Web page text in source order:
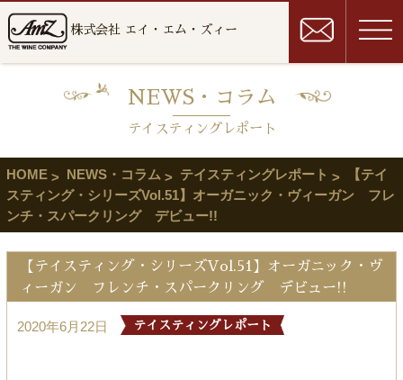
株式会社 エイ・エム・ズィー
NEWS・コラム
テイスティングレポート
HOME NEWS・コラム テイスティングレポート
【テイ
スティング・シリーズVol.51】オーガニック・ヴィーガン フレ
ンチ・スパークリング デビュー!!
【テイスティング・シリーズVol.51】オーガニック・ヴ
ィーガン フレンチ・スパークリング デビュー!!
2020年6月22日 テイスティングレポート